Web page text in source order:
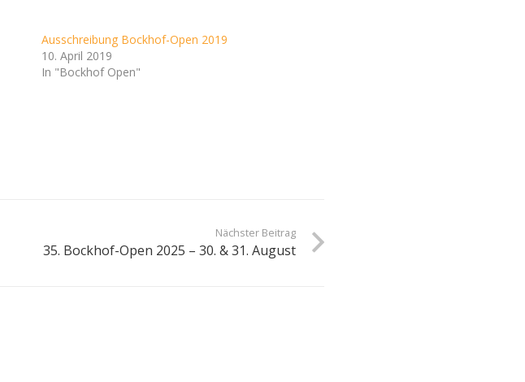
Ausschreibung Bockhof-Open 2019
10. April 2019
In "Bockhof Open"
Nächster Beitrag
35. Bockhof-Open 2025 – 30. & 31. August